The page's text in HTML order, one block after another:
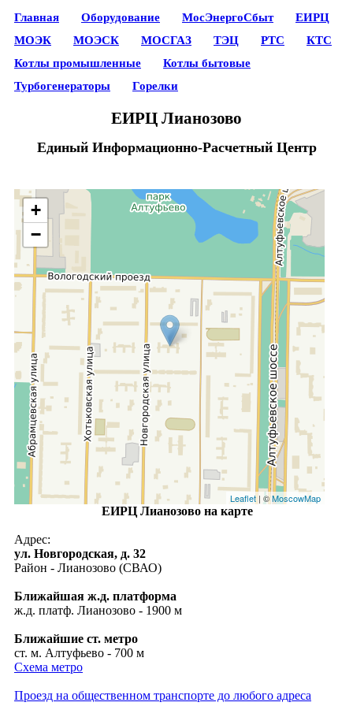
Главная Оборудование МосЭнергоСбыт
ЕИРЦ
МОЭК
МОЭСК МОСГАЗ ТЭЦ РТС
КТС
Котлы промышленные
Котлы бытовые
Турбогенераторы
Горелки
ЕИРЦ Лианозово
Единый Информационно-Расчетный Центр
+
−
Leaflet| ©MoscowMap
ЕИРЦ Лианозово на карте
Адрес:
ул. Новгородская, д. 32
Район - Лианозово (СВАО)
Ближайшая ж.д. платформа
ж.д. платф. Лианозово - 1900 м
Ближайшие ст. метро
ст. м. Алтуфьево - 700 м
Схема метро
Проезд на общественном транспорте до любого адреса